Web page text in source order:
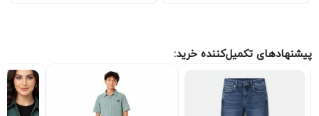
پیشنهادهای تکمیل‌کننده خرید: